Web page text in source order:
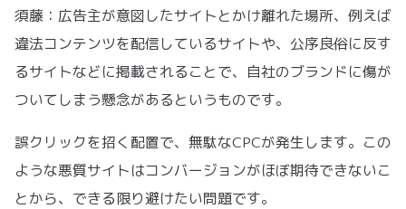
須藤：広告主が意図したサイトとかけ離れた場所、例えば
違法コンテンツを配信しているサイトや、公序良俗に反す
るサイトなどに掲載されることで、自社のブランドに傷が
ついてしまう懸念があるというものです。
誤クリックを招く配置で、無駄なCPCが発生します。この
ような悪質サイトはコンバージョンがほぼ期待できないこ
とから、できる限り避けたい問題です。